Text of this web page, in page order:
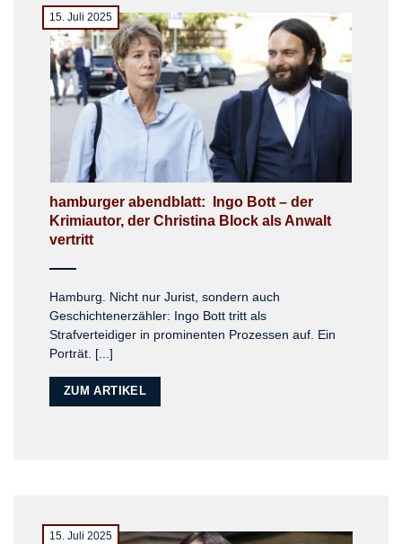
hamburger abendblatt: Ingo Bott – der
Krimiautor, der Christina Block als Anwalt
vertritt
15. Juli 2025
Hamburg. Nicht nur Jurist, sondern auch
Geschichtenerzähler: Ingo Bott tritt als
Strafverteidiger in prominenten Prozessen auf. Ein
Porträt. [...]
ZUM ARTIKEL
15. Juli 2025